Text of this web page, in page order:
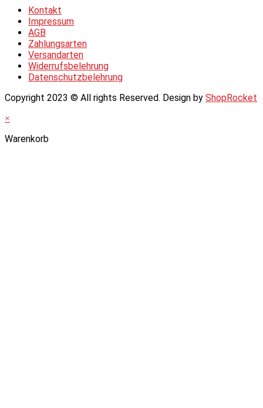
Kontakt
Impressum
AGB
Zahlungsarten
Versandarten
Widerrufsbelehrung
Datenschutzbelehrung
Copyright 2023 © All rights Reserved. Design by ShopRocket
×
Warenkorb